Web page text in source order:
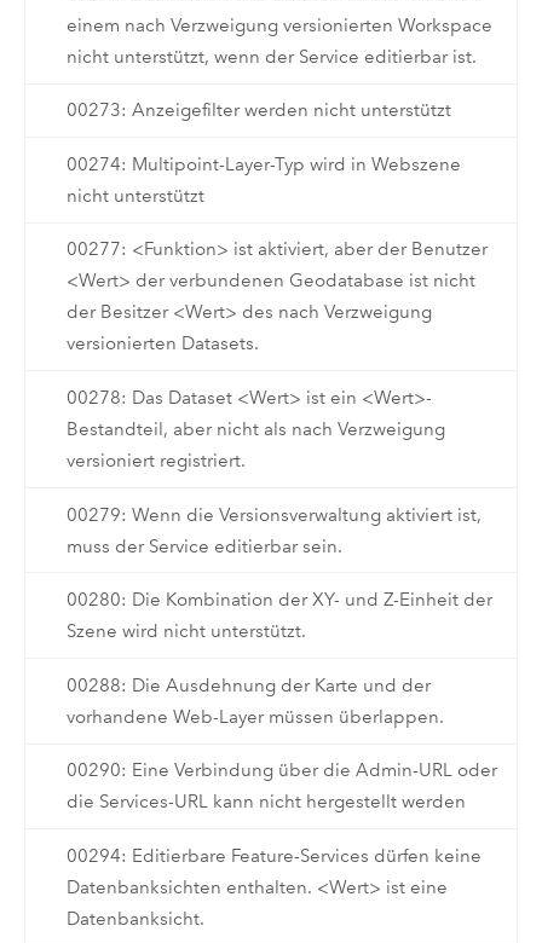
einem nach Verzweigung versionierten Workspace
nicht unterstützt, wenn der Service editierbar ist.
00273: Anzeigefilter werden nicht unterstützt
00274: Multipoint-Layer-Typ wird in Webszene
nicht unterstützt
00277: <Funktion> ist aktiviert, aber der Benutzer
<Wert> der verbundenen Geodatabase ist nicht
der Besitzer <Wert> des nach Verzweigung
versionierten Datasets.
00278: Das Dataset <Wert> ist ein <Wert>-
Bestandteil, aber nicht als nach Verzweigung
versioniert registriert.
00279: Wenn die Versionsverwaltung aktiviert ist,
muss der Service editierbar sein.
00280: Die Kombination der XY- und Z-Einheit der
Szene wird nicht unterstützt.
00288: Die Ausdehnung der Karte und der
vorhandene Web-Layer müssen überlappen.
00290: Eine Verbindung über die Admin-URL oder
die Services-URL kann nicht hergestellt werden
00294: Editierbare Feature-Services dürfen keine
Datenbanksichten enthalten. <Wert> ist eine
Datenbanksicht.